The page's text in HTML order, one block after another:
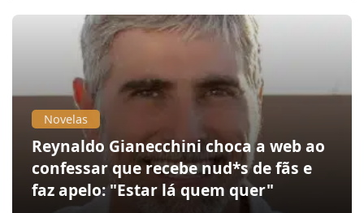
Novelas
Reynaldo Gianecchini choca a web ao
confessar que recebe nud*s de fãs e
faz apelo: "Estar lá quem quer"